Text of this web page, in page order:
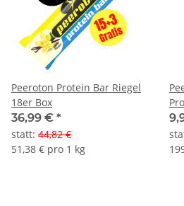
Peeroton Protein Bar Riegel
18er Box
36,99 € *
statt: 44,82 €
51,38 € pro 1 kg
20